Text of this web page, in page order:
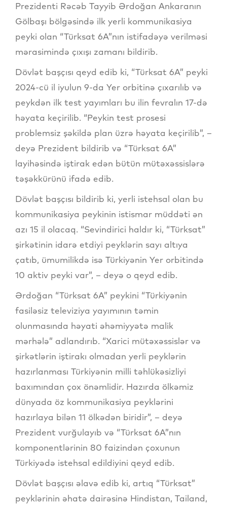
Prezidenti Rəcəb Tayyib Ərdoğan Ankaranın
Gölbaşı bölgəsində ilk yerli kommunikasiya
peyki olan “Türksat 6A”nın istifadəyə verilməsi
mərasimində çıxışı zamanı bildirib.
Dövlət başçısı qeyd edib ki, “Türksat 6A” peyki
2024-cü il iyulun 9-da Yer orbitinə çıxarılıb və
peykdən ilk test yayımları bu ilin fevralın 17-də
həyata keçirilib. “Peykin test prosesi
problemsiz şəkildə plan üzrə həyata keçirilib”, –
deyə Prezident bildirib və “Türksat 6A”
layihəsində iştirak edən bütün mütəxəssislərə
təşəkkürünü ifadə edib.
Dövlət başçısı bildirib ki, yerli istehsal olan bu
kommunikasiya peykinin istismar müddəti ən
azı 15 il olacaq. “Sevindirici haldır ki, “Türksat”
şirkətinin idarə etdiyi peyklərin sayı altıya
çatıb, ümumilikdə isə Türkiyənin Yer orbitində
10 aktiv peyki var”, – deyə o qeyd edib.
Ərdoğan “Türksat 6A” peykini “Türkiyənin
fasiləsiz televiziya yayımının təmin
olunmasında həyati əhəmiyyətə malik
mərhələ” adlandırıb. “Xarici mütəxəssislər və
şirkətlərin iştirakı olmadan yerli peyklərin
hazırlanması Türkiyənin milli təhlükəsizliyi
baxımından çox önəmlidir. Hazırda ölkəmiz
dünyada öz kommunikasiya peyklərini
hazırlaya bilən 11 ölkədən biridir”, – deyə
Prezident vurğulayıb və “Türksat 6A”nın
komponentlərinin 80 faizindən çoxunun
Türkiyədə istehsal edildiyini qeyd edib.
Dövlət başçısı əlavə edib ki, artıq “Türksat”
peyklərinin əhatə dairəsinə Hindistan, Tailand,